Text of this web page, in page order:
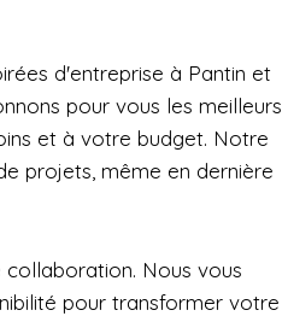
d'entreprise à Pantin et
pour vous les meilleurs
et à votre budget. Notre
projets, même en dernière
Nous vous
pour transformer votre